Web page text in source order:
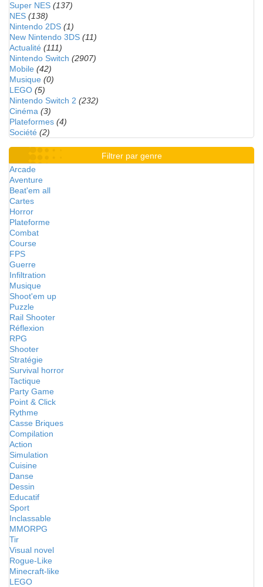
Super NES (137)
NES (138)
Nintendo 2DS (1)
New Nintendo 3DS (11)
Actualité (111)
Nintendo Switch (2907)
Mobile (42)
Musique (0)
LEGO (5)
Nintendo Switch 2 (232)
Cinéma (3)
Plateformes (4)
Société (2)
Filtrer par genre
Arcade
Aventure
Beat'em all
Cartes
Horror
Plateforme
Combat
Course
FPS
Guerre
Infiltration
Musique
Shoot'em up
Puzzle
Rail Shooter
Réflexion
RPG
Shooter
Stratégie
Survival horror
Tactique
Party Game
Point & Click
Rythme
Casse Briques
Compilation
Action
Simulation
Cuisine
Danse
Dessin
Educatif
Sport
Inclassable
MMORPG
Tir
Visual novel
Rogue-Like
Minecraft-like
LEGO